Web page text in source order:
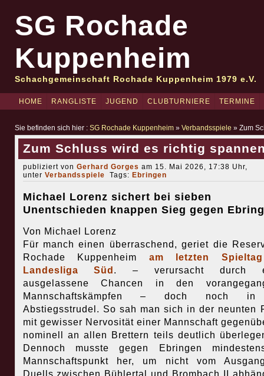
SG Rochade
Kuppenheim
Schachgemeinschaft Rochade Kuppenheim 1979 e.V.
HOME RANGLISTE JUGEND CLUBTURNIERE TERMINE
Sie befinden sich hier : SG Rochade Kuppenheim» Verbandsspiele » Zum
Zum Schluss wird es richtig
publiziert von Gerhard Gorges am 15. Mai 2026, 17:38 Uhr,
unter Verbandsspiele Tags: Ebringen
Michael Lorenz sichert bei sieben
Unentschieden knappen Sieg gegen
Von Michael Lorenz
Für manch einen überraschend, geriet die
Rochade Kuppenheim am letzten
Landesliga Süd . – verursacht durch
ausgelassene Chancen in den
Mannschaftskämpfen – doch noch
Abstiegsstrudel. So sah man sich in der neunten
mit gewisser Nervosität einer Mannschaft
nominell an allen Brettern teils deutlich
Dennoch musste gegen Ebringen
Mannschaftspunkt her, um nicht vom